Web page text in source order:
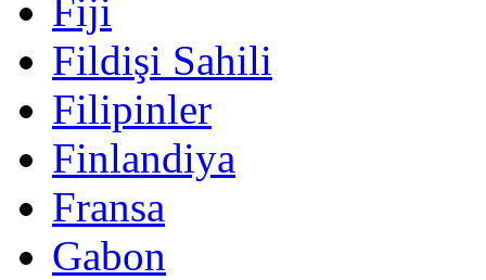
Fiji
Fildişi Sahili
Filipinler
Finlandiya
Fransa
Gabon